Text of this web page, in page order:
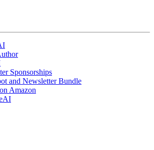
Sponsorships
and Newsletter Bundle
Amazon